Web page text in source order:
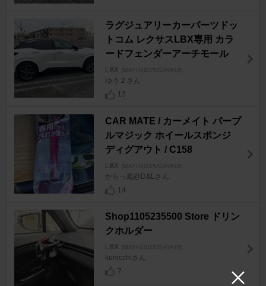
ラグジュアリーカーパーツドッ
トコム レクサスLBX専用 カラ
ードフェンダーアーチモール
LBX [MAYH10/15/GAYA16]
ゆう２さん
13
CAR MATE / カーメイト パープ
ルマジック ホイールスポンジ
ディグアウト / C158
LBX [MAYH10/15/GAYA16]
からっ風@D&Lさん
14
Shop1105235500 Store ドリン
クホルダー
LBX [MAYH10/15/GAYA16]
kunicchiさん
7